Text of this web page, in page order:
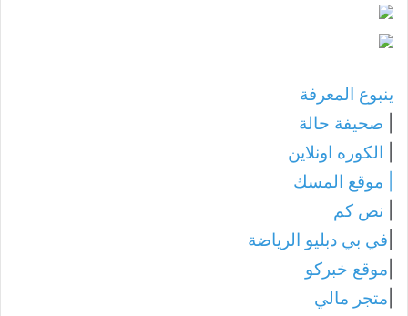
ينبوع المعرفة
صحيفة حالة
الكوره اونلاين
موقع المسك
نص كم
في بي دبليو الرياضة
موقع خبركو
متجر مالي